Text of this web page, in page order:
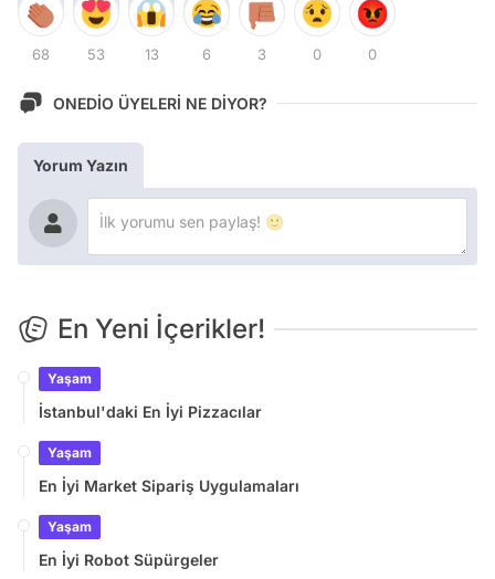
68 53 13 6 3 0 0
ONEDİO ÜYELERİ NE DİYOR?
Yorum Yazın
En Yeni İçerikler!
Yaşam
İstanbul'daki En İyi Pizzacılar
Yaşam
En İyi Market Sipariş Uygulamaları
Yaşam
En İyi Robot Süpürgeler